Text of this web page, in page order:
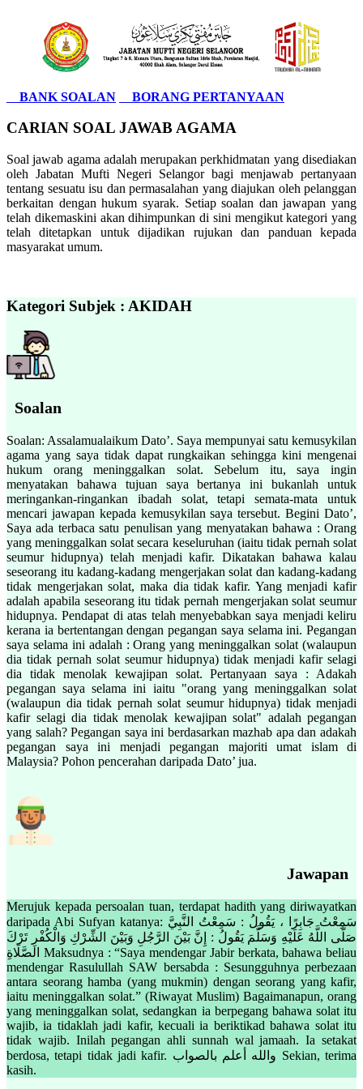
BANK SOALAN BORANG PERTANYAAN
CARIAN SOAL JAWAB AGAMA
Soal jawab agama adalah merupakan perkhidmatan yang disediakan
oleh Jabatan Mufti Negeri Selangor bagi menjawab pertanyaan
tentang sesuatu isu dan permasalahan yang diajukan oleh pelanggan
berkaitan dengan hukum syarak. Setiap soalan dan jawapan yang
telah dikemaskini akan dihimpunkan di sini mengikut kategori yang
telah ditetapkan untuk dijadikan rujukan dan panduan kepada
masyarakat umum.
Kategori Subjek : AKIDAH
Soalan
Soalan: Assalamualaikum Dato’. Saya mempunyai satu kemusykilan
agama yang saya tidak dapat rungkaikan sehingga kini mengenai
hukum orang meninggalkan solat. Sebelum itu, saya ingin
menyatakan bahawa tujuan saya bertanya ini bukanlah untuk
meringankan-ringankan ibadah solat, tetapi semata-mata untuk
mencari jawapan kepada kemusykilan saya tersebut. Begini Dato’,
Saya ada terbaca satu penulisan yang menyatakan bahawa : Orang
yang meninggalkan solat secara keseluruhan (iaitu tidak pernah solat
seumur hidupnya) telah menjadi kafir. Dikatakan bahawa kalau
seseorang itu kadang-kadang mengerjakan solat dan kadang-kadang
tidak mengerjakan solat, maka dia tidak kafir. Yang menjadi kafir
adalah apabila seseorang itu tidak pernah mengerjakan solat seumur
hidupnya. Pendapat di atas telah menyebabkan saya menjadi keliru
kerana ia bertentangan dengan pegangan saya selama ini. Pegangan
saya selama ini adalah : Orang yang meninggalkan solat (walaupun
dia tidak pernah solat seumur hidupnya) tidak menjadi kafir selagi
dia tidak menolak kewajipan solat. Pertanyaan saya : Adakah
pegangan saya selama ini iaitu "orang yang meninggalkan solat
(walaupun dia tidak pernah solat seumur hidupnya) tidak menjadi
kafir selagi dia tidak menolak kewajipan solat" adalah pegangan
yang salah? Pegangan saya ini berdasarkan mazhab apa dan adakah
pegangan saya ini menjadi pegangan majoriti umat islam di
Malaysia? Pohon pencerahan daripada Dato’ jua.
Jawapan
Merujuk kepada persoalan tuan, terdapat hadith yang diriwayatkan
daripada Abi Sufyan katanya: سَمِعْتُ جَابِرًا ، يَقُولُ : سَمِعْتُ النَّبِيَّ
صَلَّى اللَّهُ عَلَيْهِ وَسَلَّمَ يَقُولُ : إِنَّ بَيْنَ الرَّجُلِ وَبَيْنَ الشِّرْكِ وَالْكُفْرِ تَرْكَ
الصَّلَاةِ Maksudnya : “Saya mendengar Jabir berkata, bahawa beliau
mendengar Rasulullah SAW bersabda : Sesungguhnya perbezaan
antara seorang hamba (yang mukmin) dengan seorang yang kafir,
iaitu meninggalkan solat.” (Riwayat Muslim) Bagaimanapun, orang
yang meninggalkan solat, sedangkan ia berpegang bahawa solat itu
wajib, ia tidaklah jadi kafir, kecuali ia beriktikad bahawa solat itu
tidak wajib. Inilah pegangan ahli sunnah wal jamaah. Ia setakat
berdosa, tetapi tidak jadi kafir. والله أعلم بالصواب Sekian, terima
kasih.